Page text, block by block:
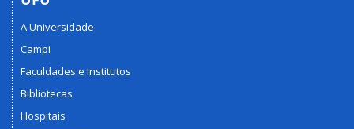
A Universidade
Campi
Faculdades e Institutos
Bibliotecas
Hospitais